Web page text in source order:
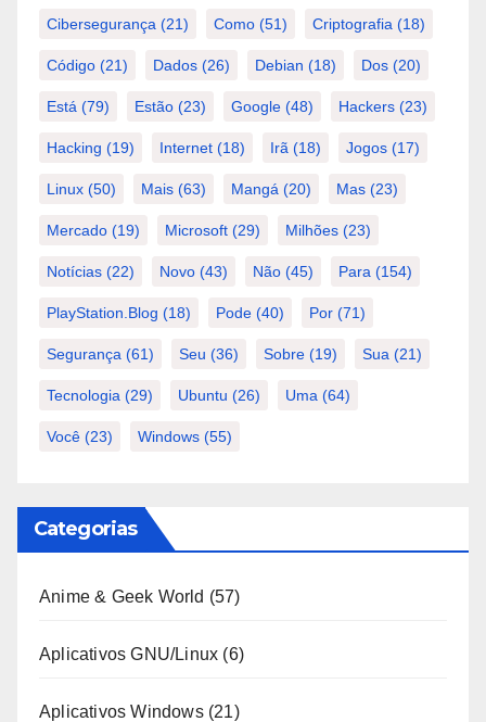
Cibersegurança (21) Como (51) Criptografia (18)
Código (21) Dados (26) Debian (18) Dos (20)
Está (79) Estão (23) Google (48) Hackers (23)
Hacking (19) Internet (18) Irã (18) Jogos (17)
Linux (50) Mais (63) Mangá (20) Mas (23)
Mercado (19) Microsoft (29) Milhões (23)
Notícias (22) Novo (43) Não (45) Para (154)
PlayStation.Blog (18) Pode (40) Por (71)
Segurança (61) Seu (36) Sobre (19) Sua (21)
Tecnologia (29) Ubuntu (26) Uma (64)
Você (23) Windows (55)
Categorias
Anime & Geek World (57)
Aplicativos GNU/Linux (6)
Aplicativos Windows(21)